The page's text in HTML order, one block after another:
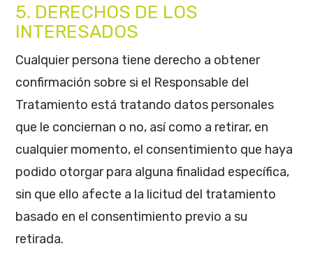
5. DERECHOS DE LOS
INTERESADOS
Cualquier persona tiene derecho a obtener
confirmación sobre si el Responsable del
Tratamiento está tratando datos personales
que le conciernan o no, así como a retirar, en
cualquier momento, el consentimiento que haya
podido otorgar para alguna finalidad específica,
sin que ello afecte a la licitud del tratamiento
basado en el consentimiento previo a su
retirada.